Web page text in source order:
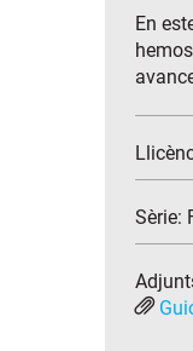
En
Sèrie: